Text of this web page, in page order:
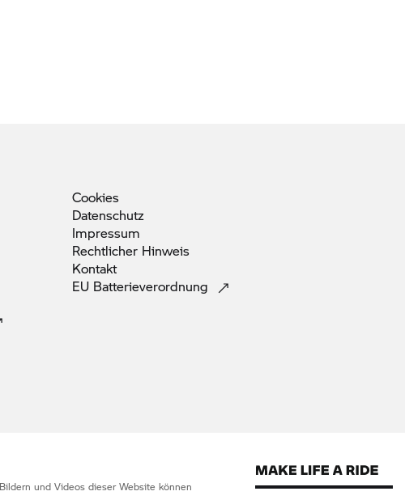
Cookies
Datenschutz
Impressum
Rechtlicher Hinweis
Kontakt
EU Batterieverordnung
und Videos dieser Website können